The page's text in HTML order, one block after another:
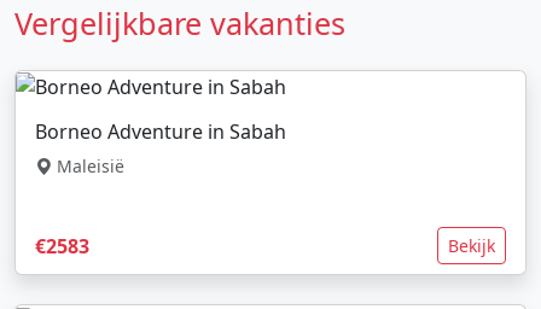
Vergelijkbare vakanties
Borneo Adventure in Sabah
Maleisië
€2583 Bekijk